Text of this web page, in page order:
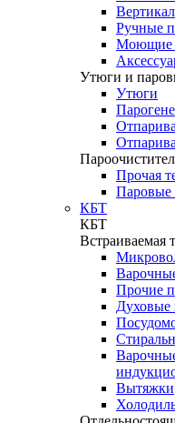
Ручные
Моющие
Утюги и
Утюги
Прочая
КБТ
КБТ
Встраиваемая
Прочие
Духовые
Вытяжки